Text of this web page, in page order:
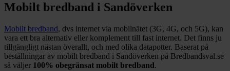
Mobilt bredband i Sandöverken
Mobilt bredband, dvs internet via mobilnätet (3G, 4G, och 5G), kan
vara ett bra alternativ eller komplement till fast internet. Det finns ju
tillgängligt nästan överallt, och med olika datapotter. Baserat på
beställningar av mobilt bredband i Sandöverken på Bredbandsval.se
så väljer 100% obegränsat mobilt bredband.